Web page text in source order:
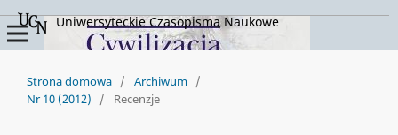
Uniwersyteckie Czasopisma Naukowe
Strona domowa / Archiwum /
Nr 10 (2012)
/ Recenzje